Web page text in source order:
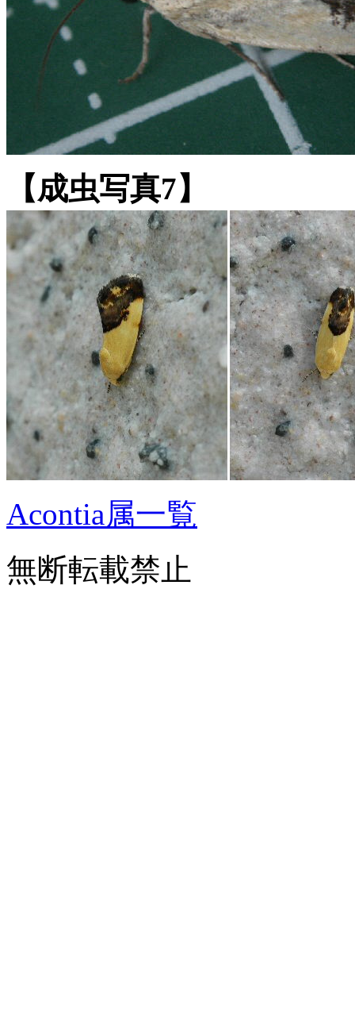
【成虫写真7】
Acontia属一覧
無断転載禁止